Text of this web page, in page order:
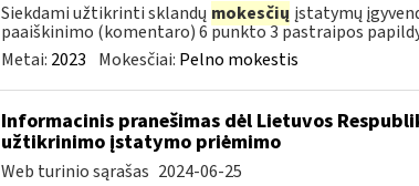
Siekdami užtikrinti sklandų mokesčių įstatymų
paaiškinimo (komentaro) 6 punkto 3 pastraipos
Metai: 2023 Mokesčiai: Pelno mokestis
Informacinis pranešimas dėl Lietuvos
užtikrinimo įstatymo priėmimo
Web turinio sąrašas 2024-06-25